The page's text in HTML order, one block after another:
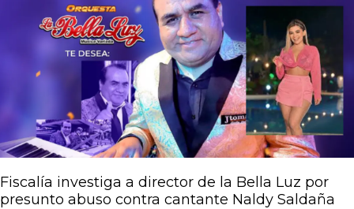
Fiscalía investiga a director de la Bella Luz por
presunto abuso contra cantante Naldy Saldaña
PáginaPágina
Página
Página
Página